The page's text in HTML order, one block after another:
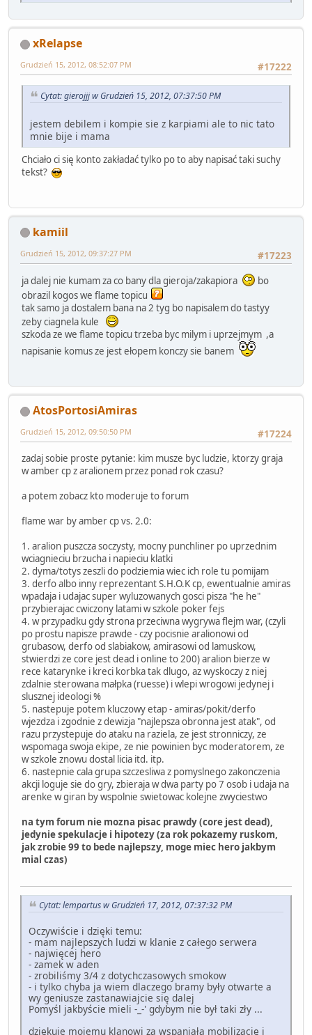
xRelapse
#17222
Grudzień 15, 2012, 08:52:07 PM
Cytat: gierojjj w Grudzień 15, 2012, 07:37:50 PM
jestem debilem i kompie sie z karpiami ale to nic tato
mnie bije i mama
Chciało ci się konto zakładać tylko po to aby napisać taki suchy
tekst?
kamiil
#17223
Grudzień 15, 2012, 09:37:27 PM
ja dalej nie kumam za co bany dla gieroja/zakapiora
bo
obrazil kogos we flame topicu
tak samo ja dostalem bana na 2 tyg bo napisalem do tastyy
zeby ciagnela kule
szkoda ze we flame topicu trzeba byc milym i uprzejmym ,a
napisanie komus ze jest ełopem konczy sie banem
AtosPortosiAmiras
#17224
Grudzień 15, 2012, 09:50:50 PM
zadaj sobie proste pytanie: kim musze byc ludzie, ktorzy graja
w amber cp z aralionem przez ponad rok czasu?
a potem zobacz kto moderuje to forum
flame war by amber cp vs. 2.0:
1. aralion puszcza soczysty, mocny punchliner po uprzednim
wciagnieciu brzucha i napieciu klatki
2. dyma/totys zeszli do podziemia wiec ich role tu pomijam
3. derfo albo inny reprezentant S.H.O.K cp, ewentualnie amiras
wpadaja i udajac super wyluzowanych gosci pisza "he he"
przybierajac cwiczony latami w szkole poker fejs
4. w przypadku gdy strona przeciwna wygrywa flejm war, (czyli
po prostu napisze prawde - czy pocisnie aralionowi od
grubasow, derfo od slabiakow, amirasowi od lamuskow,
stwierdzi ze core jest dead i online to 200) aralion bierze w
rece katarynke i kreci korbka tak dlugo, az wyskoczy z niej
zdalnie sterowana małpka (ruesse) i wlepi wrogowi jedynej i
slusznej ideologi %
5. nastepuje potem kluczowy etap - amiras/pokit/derfo
wjezdza i zgodnie z dewizja "najlepsza obronna jest atak", od
razu przystepuje do ataku na raziela, ze jest stronniczy, ze
wspomaga swoja ekipe, ze nie powinien byc moderatorem, ze
w szkole znowu dostal licia itd. itp.
6. nastepnie cala grupa szczesliwa z pomyslnego zakonczenia
akcji loguje sie do gry, zbieraja w dwa party po 7 osob i udaja na
arenke w giran by wspolnie swietowac kolejne zwyciestwo
na tym forum nie mozna pisac prawdy (core jest dead),
jedynie spekulacje i hipotezy (za rok pokazemy ruskom,
jak zrobie 99 to bede najlepszy, moge miec hero jakbym
mial czas)
Cytat: lempartus w Grudzień 17, 2012, 07:37:32 PM
Oczywiście i dzięki temu:
- mam najlepszych ludzi w klanie z całego serwera
- najwięcej hero
- zamek w aden
- zrobiliśmy 3/4 z dotychczasowych smokow
- i tylko chyba ja wiem dlaczego bramy były otwarte a
wy geniusze zastanawiajcie się dalej
Pomyśl jakbyście mieli -_-' gdybym nie był taki zły ...
dziękuje mojemu klanowi za wspaniała mobilizację i